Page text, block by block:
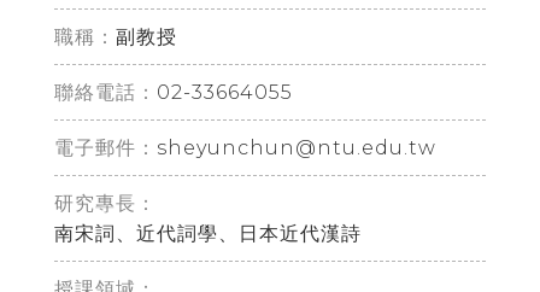
職稱： 副教授
聯絡電話： 02-33664055
電子郵件： sheyunchun@ntu.edu.tw
研究專長：
南宋詞、近代詞學、日本近代漢詩